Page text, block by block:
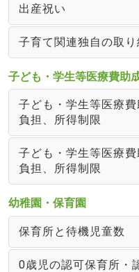
出産祝い
子育て関連独自の取り
子ども・学生等医療費助
子ども・学生等医療
負担、所得制限
子ども・学生等医療
負担、所得制限
幼稚園・保育園
保育所と待機児童数
0歳児の認可保育所・